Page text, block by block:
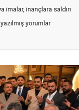
imalar, inançlara saldırı
yorumlar